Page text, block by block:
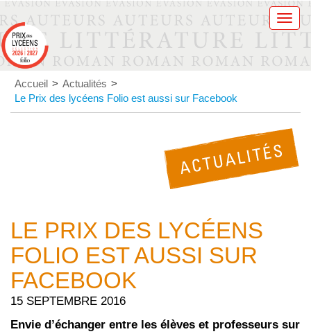
Accueil > Actualités >
Le Prix des lycéens Folio est aussi sur Facebook
LE PRIX DES LYCÉENS
FOLIO EST AUSSI SUR
FACEBOOK
15 SEPTEMBRE 2016
Envie d’échanger entre les élèves et professeurs sur